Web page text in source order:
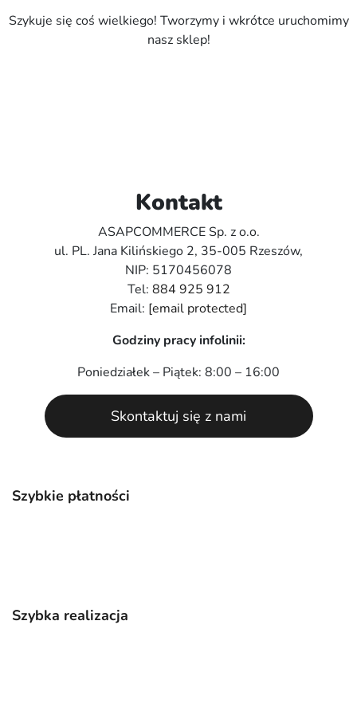
Szykuje się coś wielkiego! Tworzymy i wkrótce uruchomimy
nasz sklep!
Szybkie płatności
Szybka realizacja
Kontakt
ASAPCOMMERCE Sp. z o.o.
ul. PL. Jana Kilińskiego 2, 35-005 Rzeszów,
NIP: 5170456078
Tel: 884 925 912
Email: [email protected]
Godziny pracy infolinii:
Poniedziałek – Piątek: 8:00 – 16:00
Skontaktuj się z nami